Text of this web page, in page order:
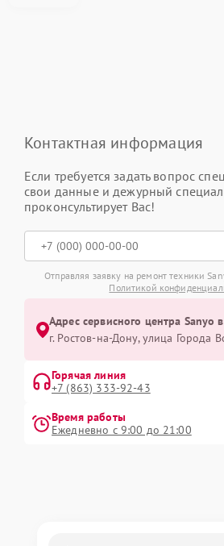
Контактная информация
Если требуется задать вопрос
свои данные и дежурный
проконсультирует Вас!
Отправляя заявку на ремонт техники
Политикой
Адрес сервисного центра Sanyo
г. Ростов-на-Дону, улица Города
Горячая линия
+7 (863) 333-92-43
Время работы
Ежедневно с 9:00 до 21:00